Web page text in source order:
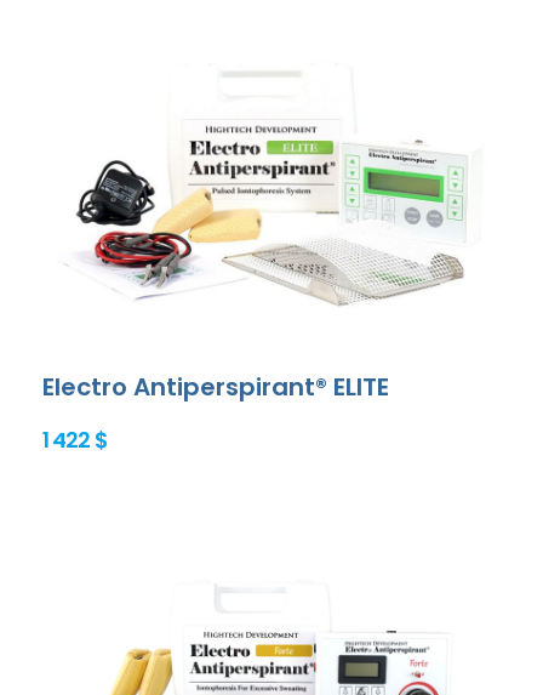
Electro Antiperspirant® ELITE
1 422 $